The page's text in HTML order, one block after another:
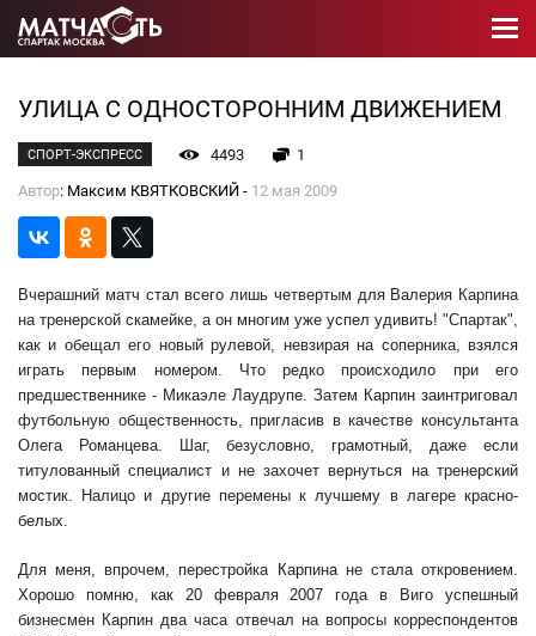
УЛИЦА С ОДНОСТОРОННИМ ДВИЖЕНИЕМ
СПОРТ-ЭКСПРЕСС 4493
1
Автор: Максим КВЯТКОВСКИЙ - 12 мая 2009
Вчерашний матч стал всего лишь четвертым для Валерия Карпина
на тренерской скамейке, а он многим уже успел удивить! "Спартак",
как и обещал его новый рулевой, невзирая на соперника, взялся
играть первым номером. Что редко происходило при его
предшественнике - Микаэле Лаудрупе. Затем Карпин заинтриговал
футбольную общественность, пригласив в качестве консультанта
Олега Романцева. Шаг, безусловно, грамотный, даже если
титулованный специалист и не захочет вернуться на тренерский
мостик. Налицо и другие перемены к лучшему в лагере красно-
белых.
Для меня, впрочем, перестройка Карпина не стала откровением.
Хорошо помню, как 20 февраля 2007 года в Виго успешный
бизнесмен Карпин два часа отвечал на вопросы корреспондентов